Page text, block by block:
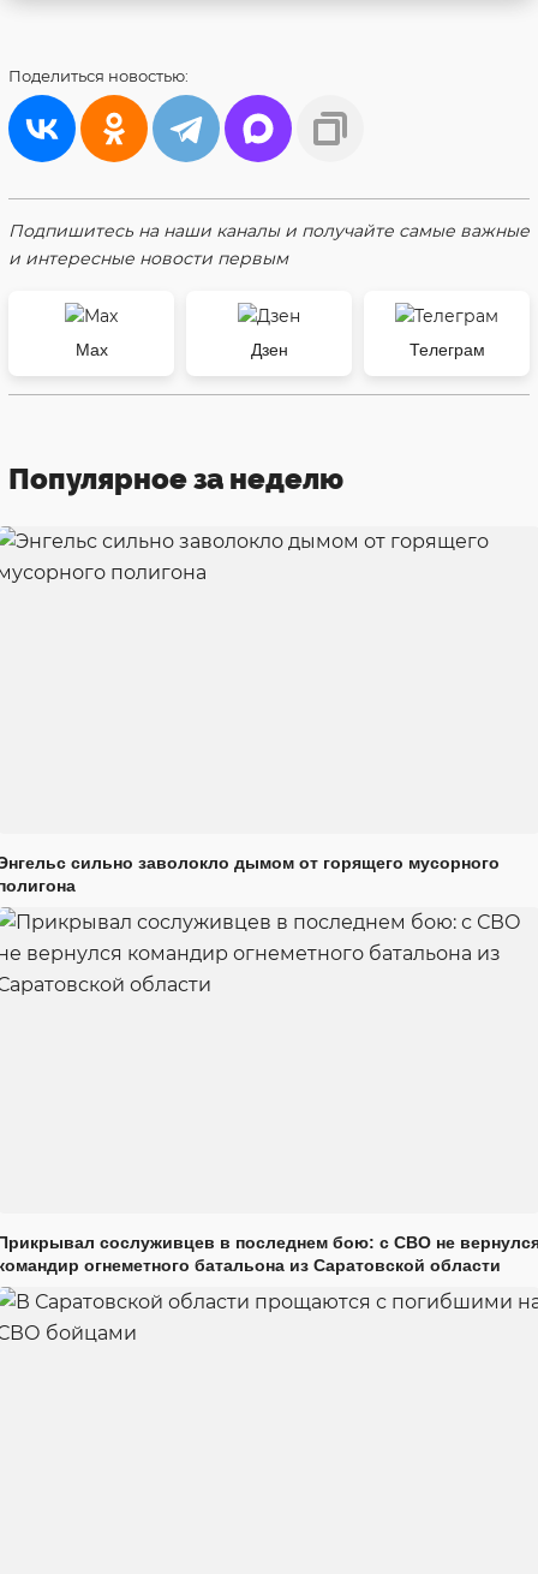
Поделиться новостью:
Подпишитесь на наши каналы и получайте самые важные
и интересные новости первым
Max Дзен Телеграм
Популярное за неделю
сильно заволокло дымом от горящего мусорного
сослуживцев в последнем бою: с СВО не
огнеметного батальона из Саратовской области